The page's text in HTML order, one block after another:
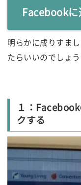
Facebookに
明らかに成りすま
たらいいのでしょう
１：
クする